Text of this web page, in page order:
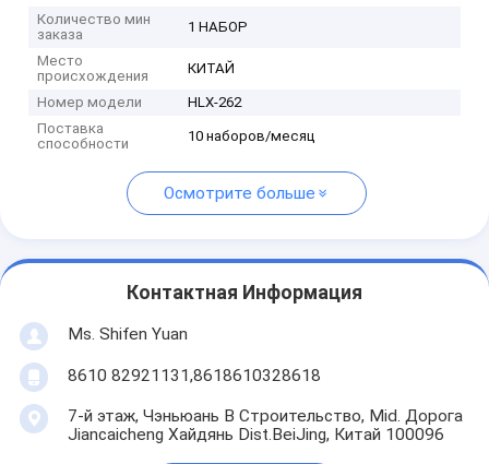
Количество мин
заказа
1 НАБОР
Место
происхождения
КИТАЙ
Номер модели
HLX-262
Поставка
способности
10 наборов/месяц
Осмотрите больше
Контактная Информация
Ms. Shifen Yuan
8610 82921131,8618610328618
7-й этаж, Чэньюань B Строительство, Mid. Дорога
Jiancaicheng Хайдянь Dist.BeiJing, Китай 100096